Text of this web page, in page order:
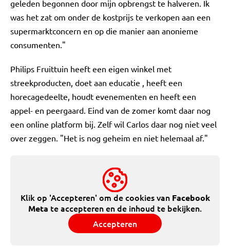
geleden begonnen door mijn opbrengst te halveren. Ik
was het zat om onder de kostprijs te verkopen aan een
supermarktconcern en op die manier aan anonieme
consumenten."
Philips Fruittuin heeft een eigen winkel met
streekproducten, doet aan educatie , heeft een
horecagedeelte, houdt evenementen en heeft een
appel- en peergaard. Eind van de zomer komt daar nog
een online platform bij. Zelf wil Carlos daar nog niet veel
over zeggen. "Het is nog geheim en niet helemaal af."
Klik op 'Accepteren' om de cookies van Facebook
Meta te accepteren en de inhoud te bekijken.
Accepteren